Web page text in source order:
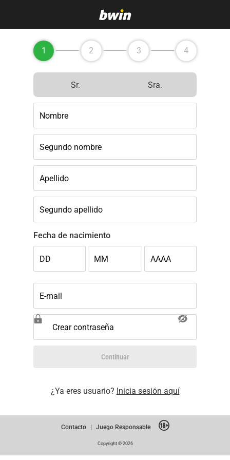
1 2 3 4
Sr. Sra.
Nombre
Segundo nombre
Apellido
Segundo apellido
Fecha de nacimiento
DD MM AAAA
E-mail
Crear contraseña
Continuar
¿Ya eres usuario? Inicia sesión aquí
Contacto | Juego Responsable
Copyright © 2026